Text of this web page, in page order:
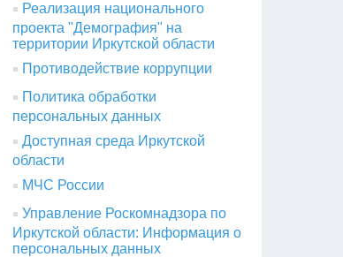
Реализация национального
проекта "Демография" на
территории Иркутской области
Противодействие коррупции
Политика обработки
персональных данных
Доступная среда Иркутской
области
МЧС России
Управление Роскомнадзора по
Иркутской области: Информация о
персональных данных